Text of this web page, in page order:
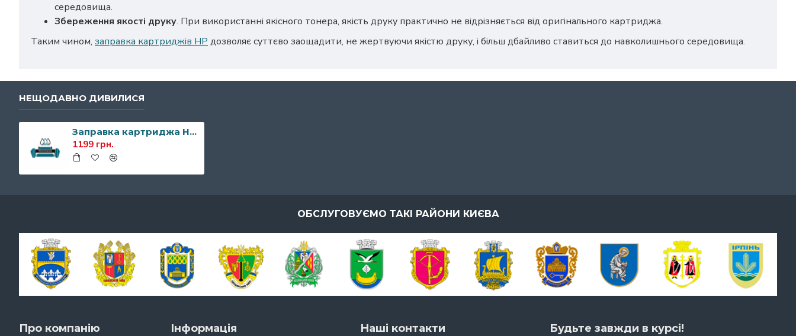
середовища.
Збереження якості друку. При використанні якісного тонера, якість друку практично не відрізняється від оригінального картриджа.
Таким чином, заправка картриджів HP дозволяє суттєво заощадити, не жертвуючи якістю друку, і більш дбайливо ставиться до навколишнього середовища.
НЕЩОДАВНО ДИВИЛИСЯ
Заправка картриджа HP CF320X (652X)
1199 грн.
ОБСЛУГОВУЄМО ТАКІ РАЙОНИ КИЄВА
Про компанію Інформація Наші контакти Будьте завжди в курсі!